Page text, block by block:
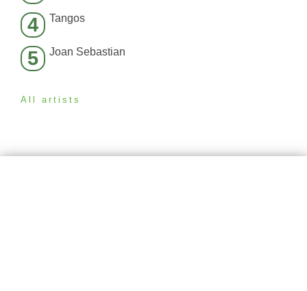
4 Tangos
5 Joan Sebastian
All artists